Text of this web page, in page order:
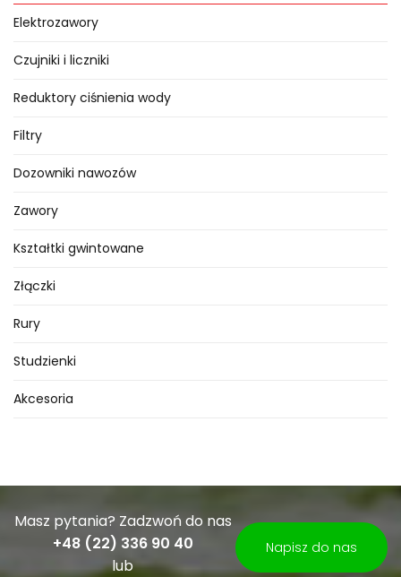
Elektrozawory
Czujniki i liczniki
Reduktory ciśnienia wody
Filtry
Dozowniki nawozów
Zawory
Kształtki gwintowane
Złączki
Rury
Studzienki
Akcesoria
Masz pytania? Zadzwoń do nas
+48 (22) 336 90 40
lub
Napisz do nas